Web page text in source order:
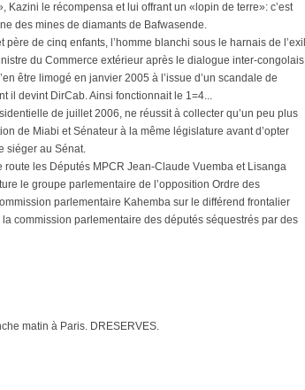
le récompensa et lui offrant un «lopin de terre»: c’est
des mines de diamants de Bafwasende.
de cinq enfants, l’homme blanchi sous le harnais de l’exil
du Commerce extérieur après le dialogue inter-congolais
être limogé en janvier 2005 à l’issue d’un scandale de
il devint DirCab. Ainsi fonctionnait le 1=4...
de juillet 2006, ne réussit à collecter qu’un peu plus
de Miabi et Sénateur à la même législature avant d’opter
siéger au Sénat.
les Députés MPCR Jean-Claude Vuemba et Lisanga
le groupe parlementaire de l’opposition Ordre des
parlementaire Kahemba sur le différend frontalier
commission parlementaire des députés séquestrés par des
matin à Paris. DRESERVES.